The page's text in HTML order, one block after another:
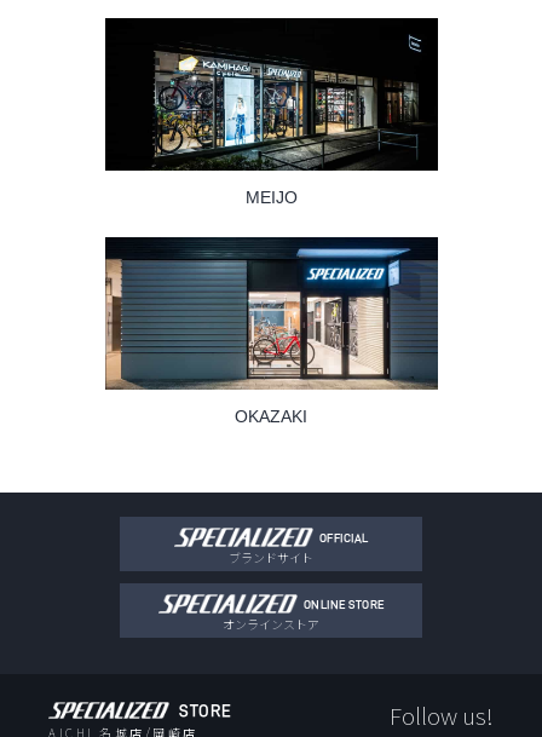
MEIJO
OKAZAKI
OFFICIAL
ブランドサイト
ONLINE STORE
オンラインストア
STORE
AICHI 名城店 / 岡崎店
Follow us!